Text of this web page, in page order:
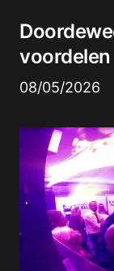
voordelen
08/05/2026